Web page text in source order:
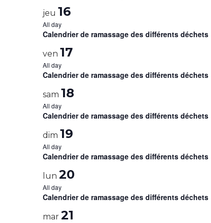
jeu 16
All day
Calendrier de ramassage des différents déchets
ven 17
All day
Calendrier de ramassage des différents déchets
sam 18
All day
Calendrier de ramassage des différents déchets
dim 19
All day
Calendrier de ramassage des différents déchets
lun 20
All day
Calendrier de ramassage des différents déchets
mar 21